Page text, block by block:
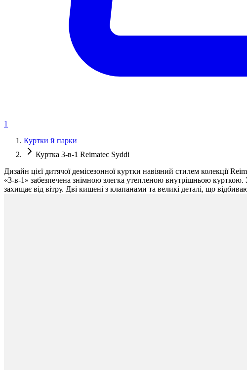
1
Куртки й парки
Куртка 3-в-1 Reimatec Syddi
Дизайн цієї дитячої демісезонної куртки навіяний стилем колекції
«3-в-1» забезпечена знімною злегка утепленою внутрішньою
захищає від вітру. Дві кишені з клапанами та великі деталі, що